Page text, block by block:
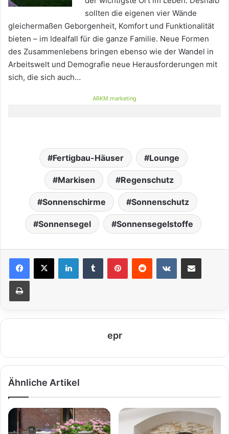
sollten die eigenen vier Wände
gleichermaßen Geborgenheit, Komfort und Funktionalität
bieten – im Idealfall für die ganze Familie. Neue Formen
des Zusammenlebens bringen ebenso wie der Wandel in
Arbeitswelt und Demografie neue Herausforderungen mit
sich, die sich auch…
ARKM.marketing
Fertigbau-Häuser Lounge
Markisen Regenschutz
Sonnenschirme Sonnenschutz
Sonnensegel Sonnensegelstoffe
epr
Ähnliche Artikel